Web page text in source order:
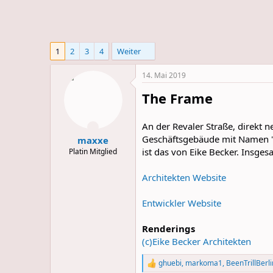
1 2 3 4 Weiter
maxxe
Platin Mitglied
14. Mai 2019
The Frame
An der Revaler Straße, direkt
Geschäftsgebäude mit
ist das von Eike Becker.
Architekten Website
Entwickler Website
Renderings
(c)Eike Becker Architekten
R
ghuebi, markoma1,